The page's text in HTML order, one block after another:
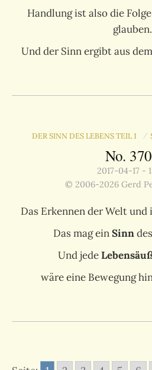
Handlung ist also die
glauben.
Und der Sinn ergibt aus
DER SINN DES LEBENS TEIL 1 /
No.
2017-04-17 -
© 2006-2026 Gerd
Das Erkennen der Welt
Das mag einSinn
Und jede
wäre eine Bewegung